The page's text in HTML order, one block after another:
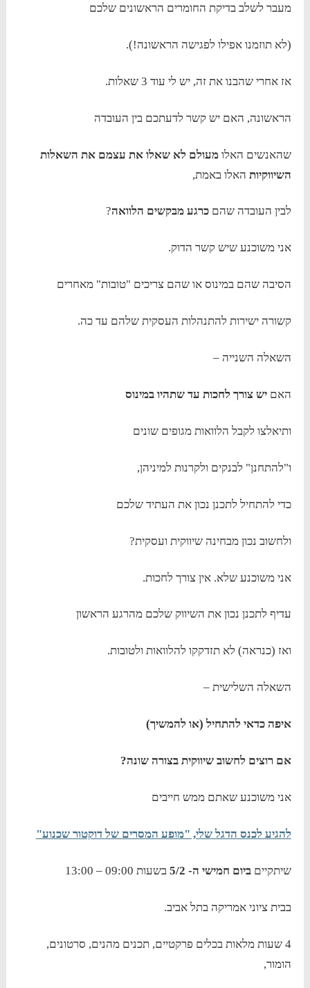
מעבר לשלב בדיקת החומרים הראשונים שלכם
(לא תוזמנו אפילו לפגישה הראשונה!).
אז אחרי שהבנו את זה, יש לי עוד 3 שאלות.
הראשונה, האם יש קשר לדעתכם בין העובדה
שהאנשים האלומעולם לא שאלו את עצמם את השאלות
השיווקיות האלו באמת,
לבין העובדה שהםכרגע מבקשים הלוואה?
אני משוכנע שיש קשר הדוק.
הסיבה שהם במינוס או שהם צריכים "טובות" מאחרים
קשורה ישירות להתנהלות העסקית שלהם עד כה.
השאלה השנייה –
האםיש צורך לחכות עד שתהיו במינוס
ותיאלצו לקבל הלוואות מגופים שונים
ו"להתחנן" לבנקים ולקרנות למיניהן,
כדי להתחיל לתכנן נכון את העתיד שלכם
ולחשוב נכון מבחינה שיווקית ועסקית?
אני משוכנע שלא. אין צורך לחכות.
עדיף לתכנן נכון את השיווק שלכם מהרגע הראשון
ואז (כנראה) לא תזדקקו להלוואות ולטובות.
השאלה השלישית –
איפה כדאי להתחיל (או להמשיך)
אם רוצים לחשוב שיווקית בצורה שונה?
אני משוכנע שאתם ממש חייבים
להגיע לכנס הדגל שלי, "מופע המסרים של דוקטור שכנוע"
שיתקייםביום חמישי ה- 5/2 בשעות 09:00 – 13:00
בבית ציוני אמריקה בתל אביב.
4 שעות מלאות בכלים פרקטיים, תכנים מהנים, סרטונים,
הומור,